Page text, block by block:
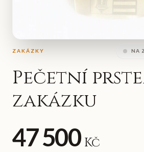
ZAKÁZKY NA
Pečetní
zakázku
47 500 Kč